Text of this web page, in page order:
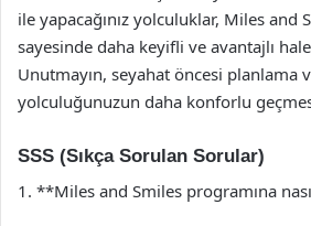
ile yapacağınız yolculuklar, Miles and
sayesinde daha keyifli ve avantajlı
Unutmayın, seyahat öncesi planlama
yolculuğunuzun daha konforlu
SSS (Sıkça Sorulan Sorular)
1. **Miles and Smiles programına